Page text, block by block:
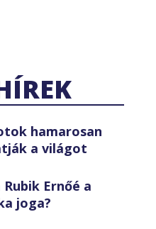
hamarosan
a világot
Ernőé a
joga?